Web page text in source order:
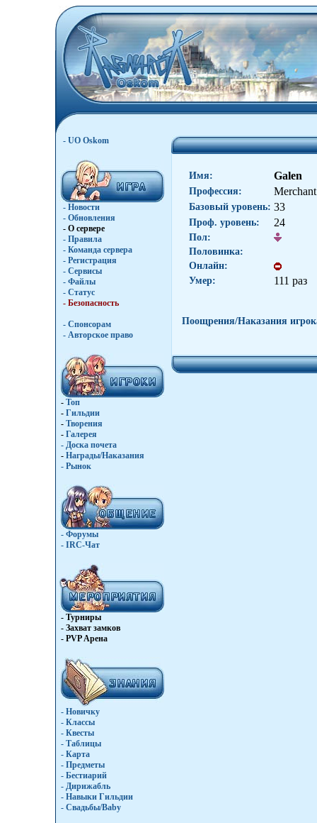
- UO Oskom
- Новости
- Обновления
- О сервере
- Правила
- Команда сервера
- Регистрация
- Сервисы
- Файлы
- Статус
- Безопасность
- Спонсорам
- Авторское право
- Топ
- Гильдии
- Творения
- Галерея
- Доска почета
- Награды/Наказания
- Рынок
- Форумы
- IRC-Чат
- Турниры
- Захват замков
- PVP Арена
- Новичку
- Классы
- Квесты
- Таблицы
- Карта
- Предметы
- Бестиарий
- Дирижабль
- Навыки Гильдии
- Свадьбы/Baby
Имя: Galen
Профессия: Merchant
Базовый уровень: 33
Проф. уровень: 24
Пол:
Половинка:
Онлайн:
Умер:
111 раз
Поощрения/Наказания